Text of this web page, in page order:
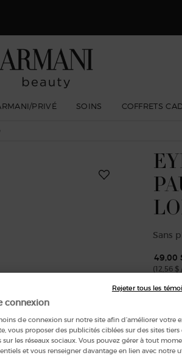
PRIVÉ SOINS COFFRETS
Sans
49,00
(12,56
Un
effort
Écrire
connexion
de connexion sur notre site afin d’améliorer votre
vous proposer des publicités ciblées sur des sites tiers
les réseaux sociaux. Vous pouvez gérer à tout
et vous renseigner davantage en lien avec notre
Rejeter tous les